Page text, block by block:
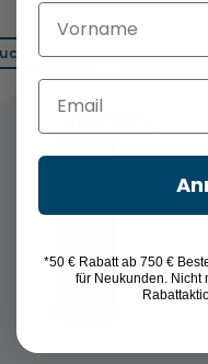
(3)
Vorname
Email
*50 € Rabatt ab 750 €
für Neukunden. Nicht